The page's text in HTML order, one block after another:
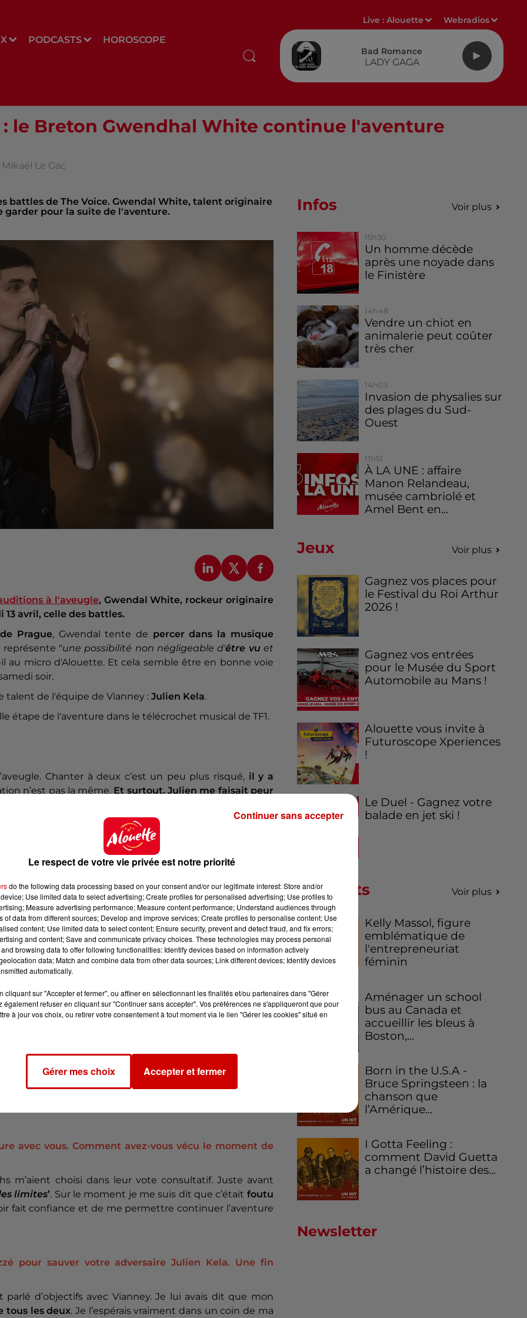
PODCASTS HOROSCOPE
Live :Alouette Webradios
Bad Romance
LADY GAGA
: le Breton Gwendhal White continue l'aventure
Le Gac
battles de The Voice. Gwendal White, talent originaire
garder pour la suite de l'aventure.
à l'aveugle, Gwendal White, rockeur originaire
avril, celle des battles.
Prague, Gwendal tente de percer dans la musique
représente "une possibilité non négligeable d'être vuet
au micro d'Alouette. Et cela semble être en bonne voie
soir.
talent de l'équipe de Vianney : Julien Kela.
étape de l'aventure dans le télécrochet musical de TF1.
Chanter à deux c’est un peu plus risqué, il y a
n’est pas la même. Et surtout, Julien me faisait peur
à deux ou trois chanteurs. C’est comme au
la mélodie à l’autre. C’est quelque chose que j’aime
les battles de The Voice,
en République Tchèque qui me prend 60 heures par
la chanson. Et surtout, je ne connaissais pas le
c’était plutôt complexe pour moi. On a eu ensuite une
pour arriver au niveau le jour J. La chanson de Bjork était
originale des années 1950car elle correspondait
juste avant votre prestation ?
pas vue depuis très longtemps car mes parents vivent
vue dans le public et je n’ai pas arrêté de la fixer.
avec vous. Comment avez-vous vécu le moment de
m’aient choisi dans leur vote consultatif. Juste avant
limites’. Sur le moment je me suis dit que c’était foutu
fait confiance et de me permettre continuer l’aventure
pour sauver votre adversaire Julien Kela. Une fin
d’objectifs avec Vianney. Je lui avais dit que mon
tous les deux. Je l’espérais vraiment dans un coin de ma
Infos Voir plus
15h30
Un homme décède
après une noyade dans
le Finistère
14h48
Vendre un chiot en
animalerie peut coûter
très cher
14h03
Invasion de physalies sur
des plages du Sud-
Ouest
11h51
À LA UNE : affaire
Manon Relandeau,
musée cambriolé et
Amel Bent en...
Jeux Voir plus
Gagnez vos places pour
le Festival du Roi Arthur
2026 !
Gagnez vos entrées
pour le Musée du Sport
Automobile au Mans !
Alouette vous invite à
Futuroscope Xperiences
!
Le Duel - Gagnez votre
balade en jet ski !
Podcasts Voir plus
Kelly Massol, figure
emblématique de
l'entrepreneuriat
féminin
Aménager un school
bus au Canada et
accueillir les bleus à
Boston,...
Born in the U.S.A -
Bruce Springsteen : la
chanson que
l’Amérique...
I Gotta Feeling :
comment David Guetta
a changé l’histoire des...
Newsletter
Le respect de votre vie privée est notre priorité
do the following data processing based on your consent and/or our legitimate interest: Store and/or
Use limited data to select advertising; Create profiles for personalised advertising; Use profiles to
Measure advertising performance; Measure content performance; Understand audiences through
of data from different sources; Develop and improve services; Create profiles to personalise content; Use
content; Use limited data to select content; Ensure security, prevent and detect fraud, and fix errors;
and content; Save and communicate privacy choices. These technologies may process personal
browsing data to offer following functionalities: Identify devices based on information actively
data; Match and combine data from other data sources; Link different devices; Identify devices
automatically.
cliquant sur "Accepter et fermer", ou affiner en sélectionnant les finalités et/ou partenaires dans "Gérer
également refuser en cliquant sur "Continuer sans accepter". Vos préférences ne s'appliqueront que pour
à jour vos choix, ou retirer votre consentement à tout moment via le lien "Gérer les cookies" situé en
Gérer mes choix Accepter et fermer
Continuer sans accepter